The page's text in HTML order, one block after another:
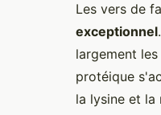
Les vers de
exceptionnel
largement
protéique
la lysine et la